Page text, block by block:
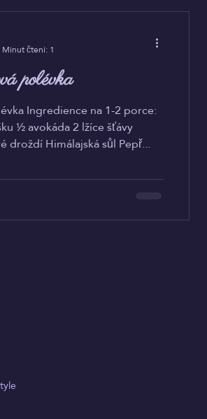
polévka
Ingredience na 1-2 porce:
½ avokáda 2 lžíce šťávy
droždí Himálajská sůl Pepř...
Minut čtení: 1